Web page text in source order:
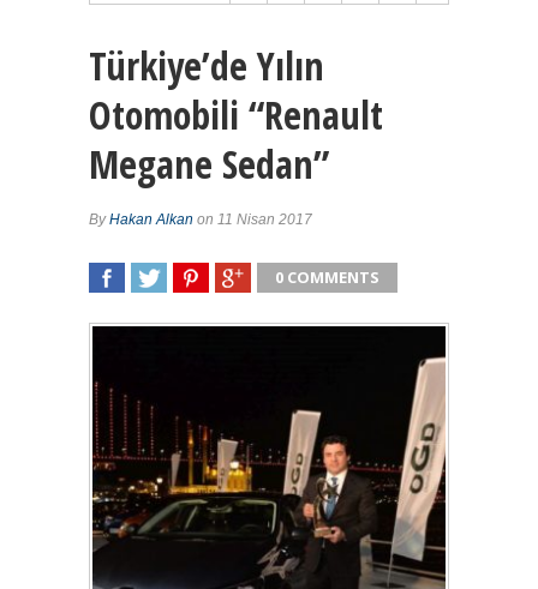
Türkiye’de Yılın
Otomobili “Renault
Megane Sedan”
ByHakan Alkan on 11 Nisan 2017
0 COMMENTS